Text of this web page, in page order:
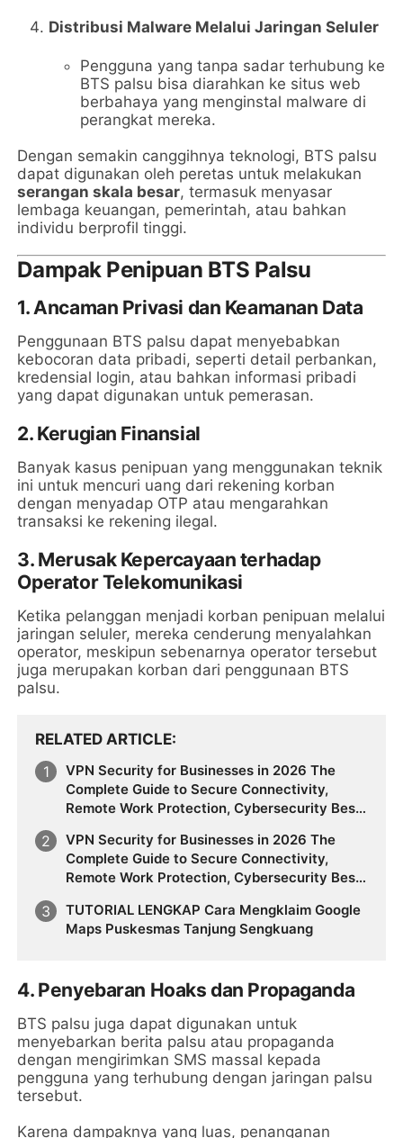
Distribusi Malware Melalui Jaringan Seluler
Pengguna yang tanpa sadar terhubung ke
BTS palsu bisa diarahkan ke situs web
berbahaya yang menginstal malware di
perangkat mereka.
Dengan semakin canggihnya teknologi, BTS palsu
dapat digunakan oleh peretas untuk melakukan
serangan skala besar, termasuk menyasar
lembaga keuangan, pemerintah, atau bahkan
individu berprofil tinggi.
Dampak Penipuan BTS Palsu
1. Ancaman Privasi dan Keamanan Data
Penggunaan BTS palsu dapat menyebabkan
kebocoran data pribadi, seperti detail perbankan,
kredensial login, atau bahkan informasi pribadi
yang dapat digunakan untuk pemerasan.
2. Kerugian Finansial
Banyak kasus penipuan yang menggunakan teknik
ini untuk mencuri uang dari rekening korban
dengan menyadap OTP atau mengarahkan
transaksi ke rekening ilegal.
3. Merusak Kepercayaan terhadap
Operator Telekomunikasi
Ketika pelanggan menjadi korban penipuan melalui
jaringan seluler, mereka cenderung menyalahkan
operator, meskipun sebenarnya operator tersebut
juga merupakan korban dari penggunaan BTS
palsu.
RELATED ARTICLE
VPN Security for Businesses in 2026 The
Complete Guide to Secure Connectivity,
Remote Work Protection, Cybersecurity Best
Protection, and Building a Future-Ready VPN
Strategy
VPN Security for Businesses in 2026 The
Complete Guide to Secure Connectivity,
Remote Work Protection, Cybersecurity Best
Protection, and Building a Future-Ready VPN
Strategy
TUTORIAL LENGKAP Cara Mengklaim Google
Maps Puskesmas Tanjung Sengkuang
4. Penyebaran Hoaks dan Propaganda
BTS palsu juga dapat digunakan untuk
menyebarkan berita palsu atau propaganda
dengan mengirimkan SMS massal kepada
pengguna yang terhubung dengan jaringan palsu
tersebut.
Karena dampaknya yang luas, penanganan